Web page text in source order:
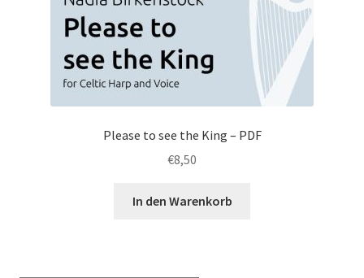
Please to see the King – PDF
€8,50
In den Warenkorb